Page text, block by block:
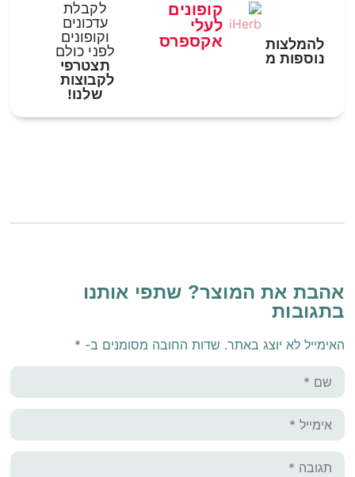
להמלצות
נוספות מ
לקבלת
עדכונים
וקופונים
לפני כולם
תצטרפי
לקבוצות
שלנו!
קופונים
לעלי
אקספרס
אהבת את המוצר? שתפי אותנו
בתגובות
האימייל לא יוצג באתר. שדות החובה מסומנים ב- *